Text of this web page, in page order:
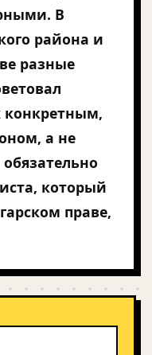
В
района и
разные
конкретным,
а не
который
праве,